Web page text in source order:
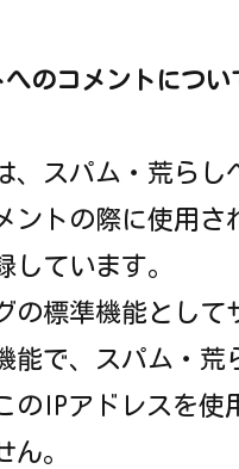
へのコメントについ
、スパム・荒らし
ントの際に使用さ
しています。
の標準機能として
能で、スパム・荒
のIPアドレスを使
ん。